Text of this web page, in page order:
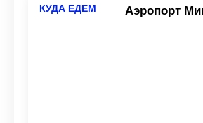
Аэропорт